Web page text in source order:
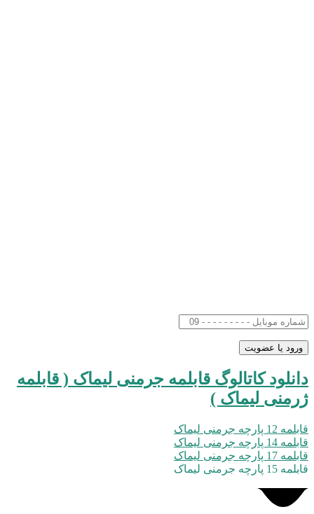
دانلود کاتالوگ قابلمه جرمنی لیماک ( قابلمه
ژرمنی لیماک )
قابلمه 12 پارچه جرمنی لیماک
قابلمه 14 پارچه جرمنی لیماک
قابلمه 17 پارچه جرمنی لیماک
قابلمه 15 پارچه جرمنی لیماک